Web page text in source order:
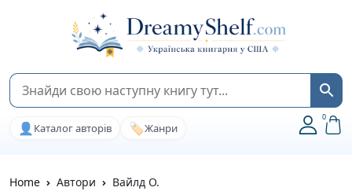
👤 Каталог авторів 🏷️Жанри
0
Home Автори Вайлд О.